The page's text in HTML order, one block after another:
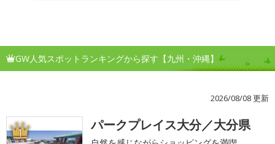
GW人気スポットランキングから探す【九州・沖縄】
2026/08/08 更新
1 パークプレイス大分／大分県